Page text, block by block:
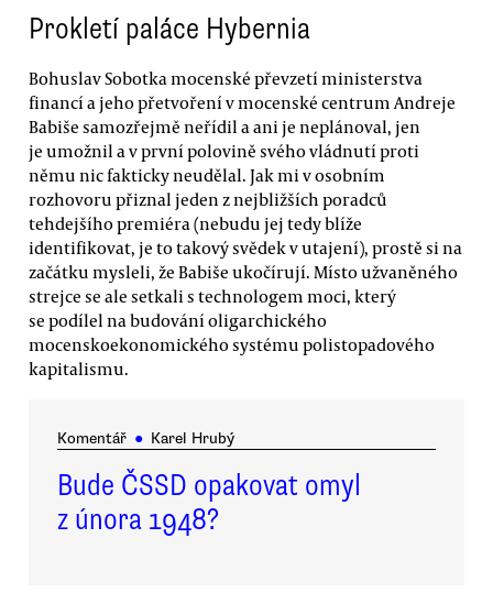
Prokletí paláce Hybernia
Bohuslav Sobotka mocenské převzetí ministerstva
financí a jeho přetvoření v mocenské centrum Andreje
Babiše samozřejmě neřídil a ani je neplánoval, jen
je umožnil a v první polovině svého vládnutí proti
němu nic fakticky neudělal. Jak mi v osobním
rozhovoru přiznal jeden z nejbližších poradců
tehdejšího premiéra (nebudu jej tedy blíže
identifikovat, je to takový svědek v utajení), prostě si na
začátku mysleli, že Babiše ukočírují. Místo užvaněného
strejce se ale setkali s technologem moci, který
se podílel na budování oligarchického
mocenskoekonomického systému polistopadového
kapitalismu.
Komentář ● Karel Hrubý
Bude ČSSD opakovat omyl
z února 1948?